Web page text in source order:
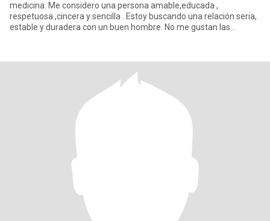
medicina. Me considero una persona amable,educada ,
respetuosa ,cincera y sencilla . Estoy buscando una relación seria,
estable y duradera con un buen hombre. No me gustan las